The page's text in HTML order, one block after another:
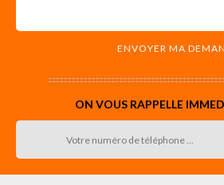
ON VOUS RAPPELLE